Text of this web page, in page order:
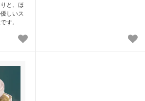
と、ほ
しいス
す。